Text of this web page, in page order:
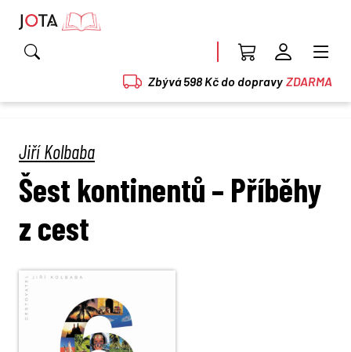
Zbývá 598 Kč do dopravy ZDARMA
Jiří Kolbaba
Šest kontinentů – Příběhy
z cest